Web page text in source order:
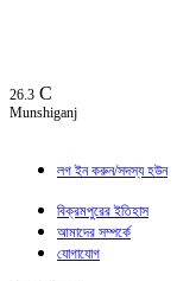
26.3 C
Munshiganj
লগ ইন করুন/সদস্য হউন
বিক্রমপুরের ইতিহাস
আমাদের সম্পর্কে
যোগাযোগ